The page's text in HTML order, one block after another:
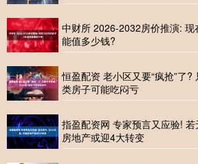
中财所 2026-2032房价推演:
能值多少钱?
恒盈配资 老小区又要“疯抢”了
类房子可能吃闷亏
指盈配资网 专家预言又应验!
房地产或迎4大转变